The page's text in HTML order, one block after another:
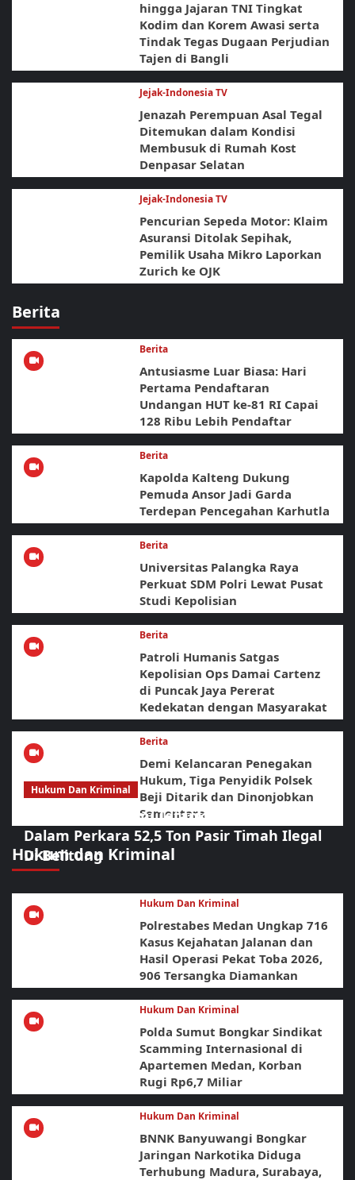
hingga Jajaran TNI Tingkat
Kodim dan Korem Awasi serta
Tindak Tegas Dugaan Perjudian
Tajen di Bangli
Jejak-Indonesia TV
Jenazah Perempuan Asal Tegal
Ditemukan dalam Kondisi
Membusuk di Rumah Kost
Denpasar Selatan
Jejak-Indonesia TV
Pencurian Sepeda Motor: Klaim
Asuransi Ditolak Sepihak,
Pemilik Usaha Mikro Laporkan
Zurich ke OJK
Berita
Berita
Antusiasme Luar Biasa: Hari
Pertama Pendaftaran
Undangan HUT ke-81 RI Capai
128 Ribu Lebih Pendaftar
Berita
Kapolda Kalteng Dukung
Pemuda Ansor Jadi Garda
Terdepan Pencegahan Karhutla
Berita
Universitas Palangka Raya
Perkuat SDM Polri Lewat Pusat
Studi Kepolisian
Berita
Patroli Humanis Satgas
Kepolisian Ops Damai Cartenz
di Puncak Jaya Pererat
Kedekatan dengan Masyarakat
Berita
Demi Kelancaran Penegakan
Hukum, Tiga Penyidik Polsek
Beji Ditarik dan Dinonjobkan
Sementara
Hukum dan Kriminal
Hukum Dan Kriminal
Polda Babel Resmi Tetapkan 4 Tersangka
Dalam Perkara 52,5 Ton Pasir Timah Ilegal
Di Belitung
Hukum Dan Kriminal
Polrestabes Medan Ungkap 716
Kasus Kejahatan Jalanan dan
Hasil Operasi Pekat Toba 2026,
906 Tersangka Diamankan
Hukum Dan Kriminal
Polda Sumut Bongkar Sindikat
Scamming Internasional di
Apartemen Medan, Korban
Rugi Rp6,7 Miliar
Hukum Dan Kriminal
BNNK Banyuwangi Bongkar
Jaringan Narkotika Diduga
Terhubung Madura, Surabaya,